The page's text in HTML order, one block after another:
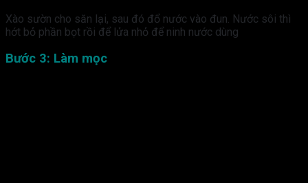
Xào sườn cho săn lại, sau đó đổ nước vào đun. Nước sôi thì
hớt bỏ phần bọt rồi để lửa nhỏ để ninh nước dùng
Bước 3: Làm mọc